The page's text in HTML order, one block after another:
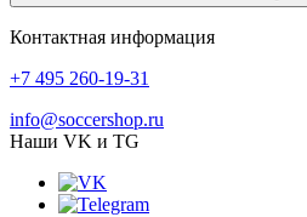
Контактная информация
+7 495 260-19-31
info@soccershop.ru
Наши VK и TG